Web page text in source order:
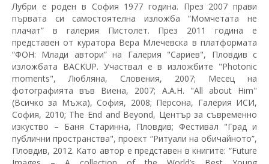
Лубри е роден в София 1977 година. През 2007 прави
първата си самостоятелна изложба “Момчетата не
плачат” в галерия Пистолет. През 2011 година е
представен от куратора Вера Млечевска в платформата
“ФОН: Млади автори” на Галерия "Сариев", Пловдив с
изложбата BACKUP. Участвал е в изложбите "Photonic
moments", Любляна, Словения, 2007; Месец на
фотографията във Виена, 2007; A.A.H. "All about Him"
(Всичко за Мъжа), София, 2008; Персона, Галерия ИСИ,
София, 2010; The End and Beyond, Център за съвременно
изкуство – Баня Старинна, Пловдив; Фестивал "Град и
публични пространства", проект “Ритуали на обичайното”,
Пловдив, 2012. Като автор е представен в книгите: “Future